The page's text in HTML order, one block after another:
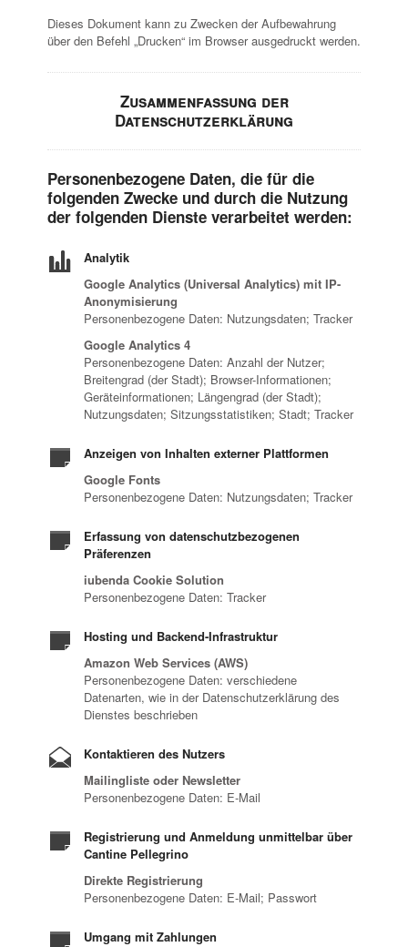
Dieses Dokument kann zu Zwecken der Aufbewahrung
über den Befehl „Drucken“ im Browser ausgedruckt werden.
Zusammenfassung der
Datenschutzerklärung
Personenbezogene Daten, die für die
folgenden Zwecke und durch die Nutzung
der folgenden Dienste verarbeitet werden:
Analytik
Google Analytics (Universal Analytics) mit IP-
Anonymisierung
Personenbezogene Daten: Nutzungsdaten; Tracker
Google Analytics 4
Personenbezogene Daten: Anzahl der Nutzer;
Breitengrad (der Stadt); Browser-Informationen;
Geräteinformationen; Längengrad (der Stadt);
Nutzungsdaten; Sitzungsstatistiken; Stadt; Tracker
Anzeigen von Inhalten externer Plattformen
Google Fonts
Personenbezogene Daten: Nutzungsdaten; Tracker
Erfassung von datenschutzbezogenen
Präferenzen
iubenda Cookie Solution
Personenbezogene Daten: Tracker
Hosting und Backend-Infrastruktur
Amazon Web Services (AWS)
Personenbezogene Daten: verschiedene
Datenarten, wie in der Datenschutzerklärung des
Dienstes beschrieben
Kontaktieren des Nutzers
Mailingliste oder Newsletter
Personenbezogene Daten: E-Mail
Registrierung und Anmeldung unmittelbar über
Cantine Pellegrino
Direkte Registrierung
Personenbezogene Daten: E-Mail; Passwort
Umgang mit Zahlungen